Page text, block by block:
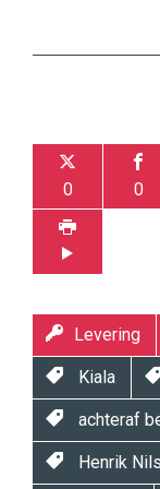
0 0
Levering
Kiala
achteraf
Henrik